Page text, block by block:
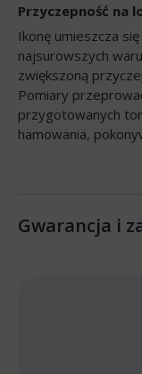
Przyczepność na
Ikonę umieszcza
najsurowszych
zwiększoną
Pomiary
przygotowanych
hamowania,
Gwarancja i